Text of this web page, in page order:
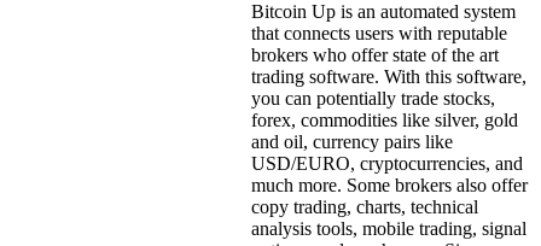
Bitcoin Up is an automated system
that connects users with reputable
brokers who offer state of the art
trading software. With this software,
you can potentially trade stocks,
forex, commodities like silver, gold
and oil, currency pairs like
USD/EURO, cryptocurrencies, and
much more. Some brokers also offer
copy trading, charts, technical
analysis tools, mobile trading, signal